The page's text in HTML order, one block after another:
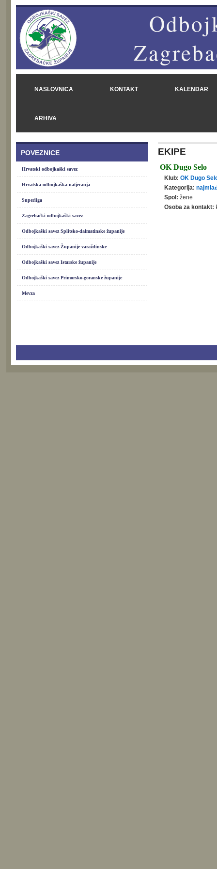
NASLOVNICA KONTAKT KALENDAR
ARHIVA
POVEZNICE
Hrvatski odbojkaški savez
Hrvatska odbojkaška natjecanja
Superliga
Zagrebački odbojkaški savez
Odbojkaški savez Splitsko-dalmatinske županije
Odbojkaški savez Županije varaždinske
Odbojkaški savez Istarske županije
Odbojkaški savez Primorsko-goranske županije
Mevza
EKIPE
OK Dugo Selo
Klub: OK Dugo
Kategorija:
Spol: žene
Osoba za kontakt: